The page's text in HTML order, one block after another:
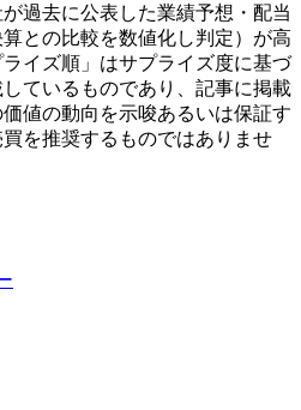
過去に公表した業績予想・配当
との比較を数値化し判定）が高
イズ順」はサプライズ度に基づ
ているものであり、記事に掲載
値の動向を示唆あるいは保証す
を推奨するものではありませ